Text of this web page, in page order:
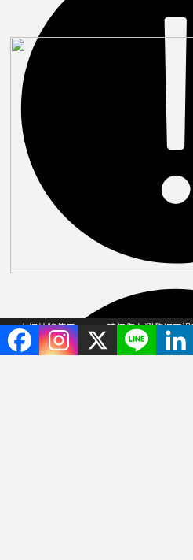
本網站將使用 Cookie 確保您在瀏覽網頁
保護相關的數據安全， 參閱
隱